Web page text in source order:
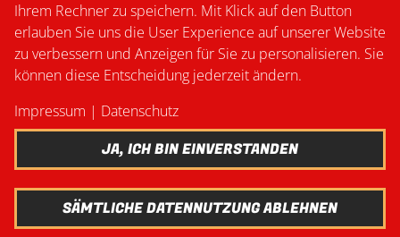
Über uns
Veranstaltungen
Download
Ihrem Rechner zu speichern. Mit Klick auf den Button
erlauben Sie uns die User Experience auf unserer Website
zu verbessern und Anzeigen für Sie zu personalisieren. Sie
können diese Entscheidung jederzeit ändern.
Impressum | Datenschutz
JA, ICH BIN EINVERSTANDEN
SÄMTLICHE DATENNUTZUNG ABLEHNEN